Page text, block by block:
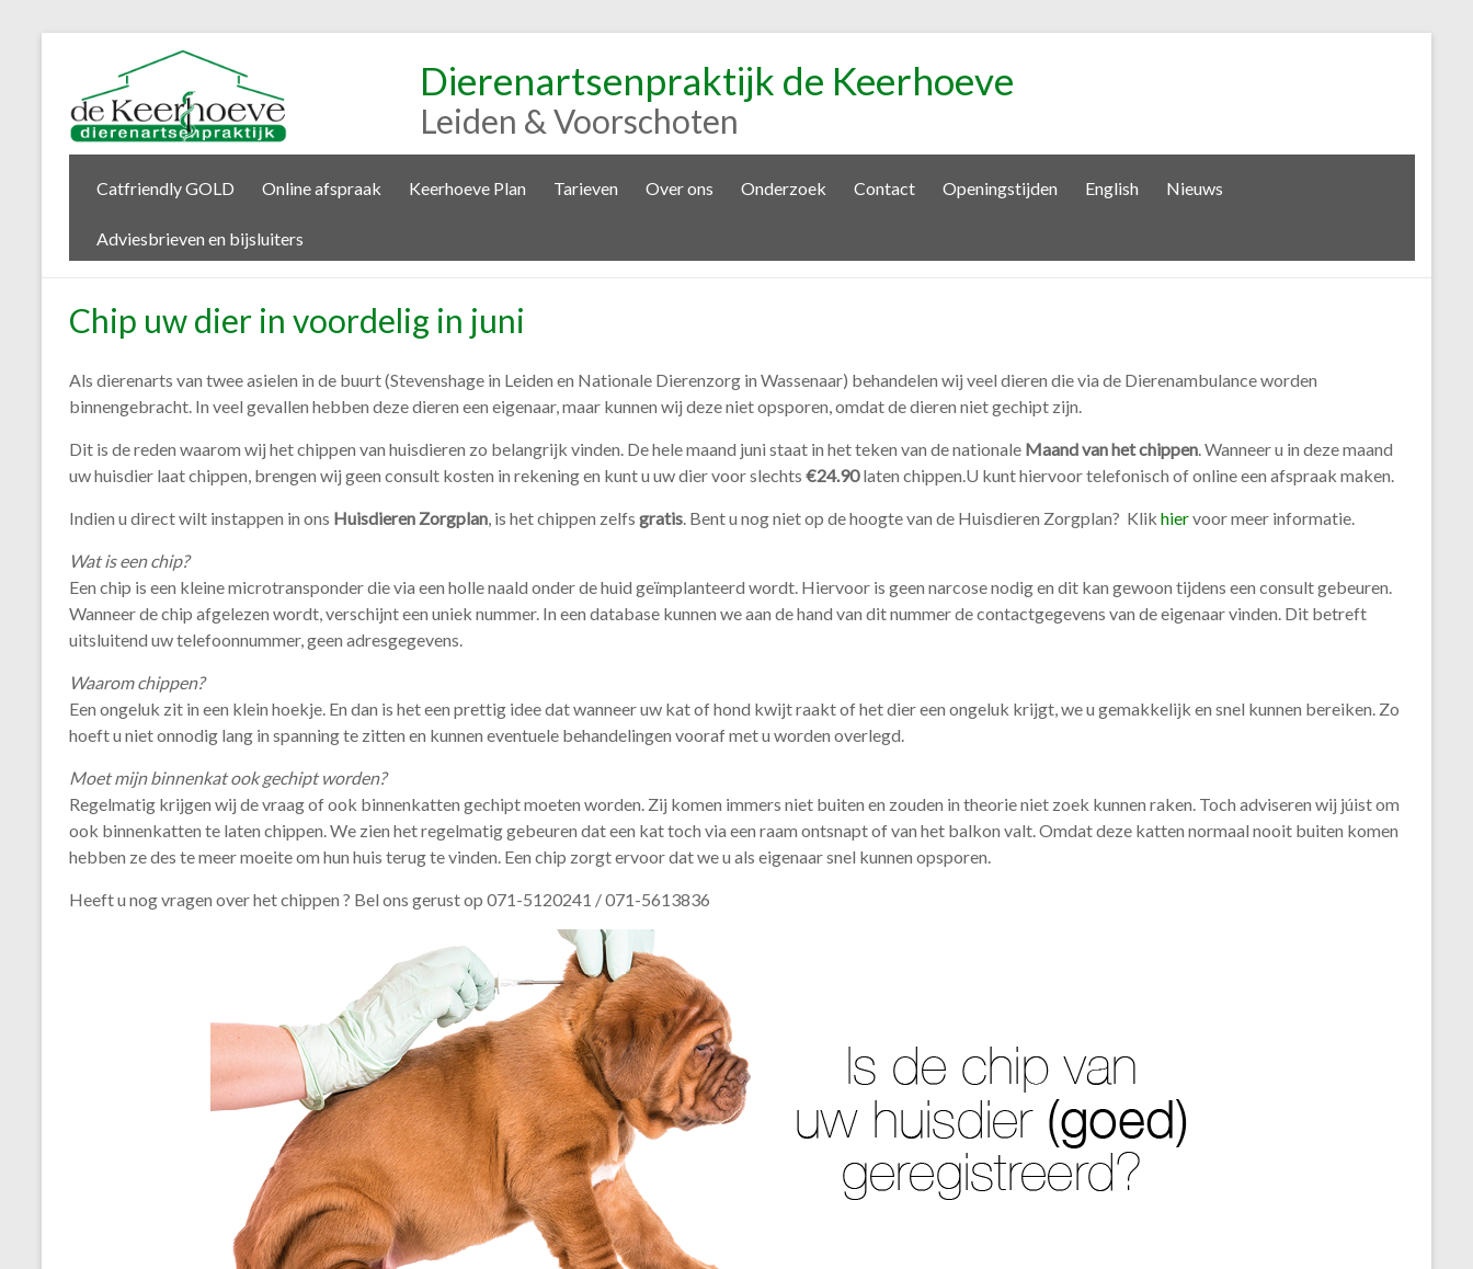
Dierenartsenpraktijk de Keerhoeve
Leiden & Voorschoten
Catfriendly GOLD Online afspraak Keerhoeve Plan Tarieven Over ons Onderzoek Contact Openingstijden English Nieuws
Adviesbrieven en bijsluiters
Chip uw dier in voordelig in juni
Als dierenarts van twee asielen in de buurt (Stevenshage in Leiden en Nationale Dierenzorg in Wassenaar) behandelen wij veel dieren die via de Dierenambulance worden
binnengebracht. In veel gevallen hebben deze dieren een eigenaar, maar kunnen wij deze niet opsporen, omdat de dieren niet gechipt zijn.
Dit is de reden waarom wij het chippen van huisdieren zo belangrijk vinden. De hele maand juni staat in het teken van de nationale Maand van het chippen. Wanneer u in deze maand
uw huisdier laat chippen, brengen wij geen consult kosten in rekening en kunt u uw dier voor slechts €24.90laten chippen.U kunt hiervoor telefonisch of online een afspraak maken.
Indien u direct wilt instappen in ons Huisdieren Zorgplan, is het chippen zelfs gratis. Bent u nog niet op de hoogte van de Huisdieren Zorgplan? Klik hiervoor meer informatie.
Wat is een chip?
Een chip is een kleine microtransponder die via een holle naald onder de huid geïmplanteerd wordt. Hiervoor is geen narcose nodig en dit kan gewoon tijdens een consult gebeuren.
Wanneer de chip afgelezen wordt, verschijnt een uniek nummer. In een database kunnen we aan de hand van dit nummer de contactgegevens van de eigenaar vinden. Dit betreft
uitsluitend uw telefoonnummer, geen adresgegevens.
Waarom chippen?
Een ongeluk zit in een klein hoekje. En dan is het een prettig idee dat wanneer uw kat of hond kwijt raakt of het dier een ongeluk krijgt, we u gemakkelijk en snel kunnen bereiken. Zo
hoeft u niet onnodig lang in spanning te zitten en kunnen eventuele behandelingen vooraf met u worden overlegd.
Moet mijn binnenkat ook gechipt worden?
Regelmatig krijgen wij de vraag of ook binnenkatten gechipt moeten worden. Zij komen immers niet buiten en zouden in theorie niet zoek kunnen raken. Toch adviseren wij júist om
ook binnenkatten te laten chippen. We zien het regelmatig gebeuren dat een kat toch via een raam ontsnapt of van het balkon valt. Omdat deze katten normaal nooit buiten komen
hebben ze des te meer moeite om hun huis terug te vinden. Een chip zorgt ervoor dat we u als eigenaar snel kunnen opsporen.
Heeft u nog vragen over het chippen ? Bel ons gerust op 071-5120241 / 071-5613836